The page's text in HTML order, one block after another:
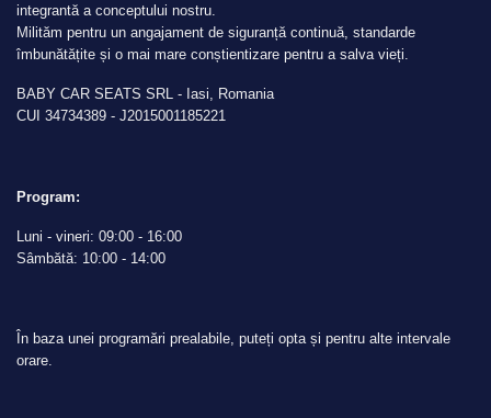
integrantă a conceptului nostru.
Milităm pentru un angajament de siguranță continuă, standarde
îmbunătățite și o mai mare conștientizare pentru a salva vieți.
BABY CAR SEATS SRL - Iasi, Romania
CUI 34734389 - J2015001185221
Program:
Luni - vineri: 09:00 - 16:00
Sâmbătă: 10:00 - 14:00
În baza unei programări prealabile, puteți opta și pentru alte intervale
orare.